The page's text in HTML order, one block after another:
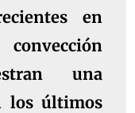
en
una
los últimos